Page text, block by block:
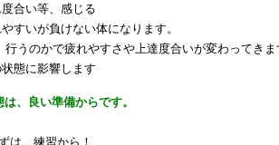
い等、感じる
い体になります。
やすさや上達度合いが変わってきま
ます
は、良い準備からです。
は、練習から！